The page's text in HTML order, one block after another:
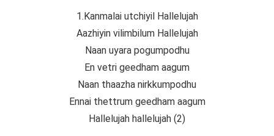
1.Kanmalai utchiyil Hallelujah
Aazhiyin vilimbilum Hallelujah
Naan uyara pogumpodhu
En vetri geedham aagum
Naan thaazha nirkkumpodhu
Ennai thettrum geedham aagum
Hallelujah hallelujah (2)